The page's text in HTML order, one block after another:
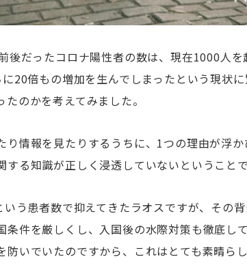
後だったコロナ陽性者の数は、現在1000人を
20倍もの増加を生んでしまったという現状
のかを考えてみました。
り情報を見たりするうちに、1つの理由が浮か
する知識が正しく浸透していないということで
う患者数で抑えてきたラオスですが、その
条件を厳しくし、入国後の水際対策も徹底し
防いでいたのですから、これはとても素晴らし